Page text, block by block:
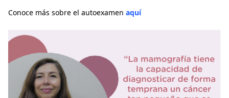
Conoce más sobre el autoexamen aquí